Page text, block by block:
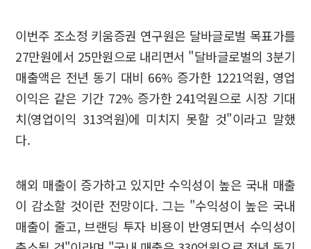
이번주 조소정 키움증권 연구원은 달바글로벌 목표가를
27만원에서 25만원으로 내리면서 "달바글로벌의 3분기
매출액은 전년 동기 대비 66% 증가한 1221억원, 영업
이익은 같은 기간 72% 증가한 241억원으로 시장 기대
치(영업이익 313억원)에 미치지 못할 것"이라고 말했
다.
해외 매출이 증가하고 있지만 수익성이 높은 국내 매출
이 감소할 것이란 전망이다. 그는 "수익성이 높은 국내
매출이 줄고, 브랜딩 투자 비용이 반영되면서 수익성이